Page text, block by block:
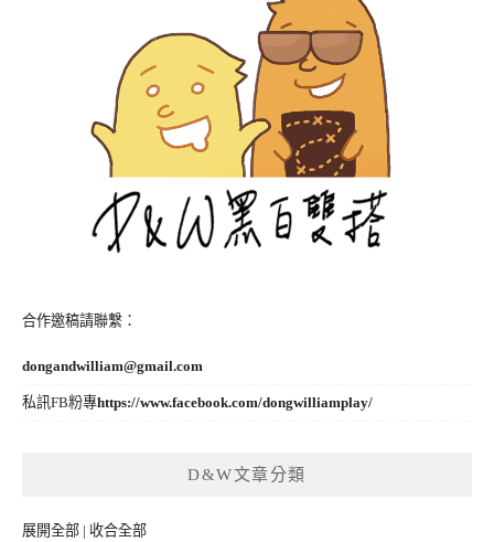
合作邀稿請聯繫：
dongandwilliam@gmail.com
私訊FB粉專https://www.facebook.com/dongwilliamplay/
D&W文章分類
展開全部 | 收合全部